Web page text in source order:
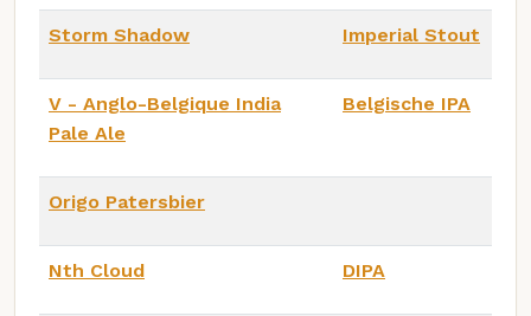
Storm Shadow Imperial Stout
V - Anglo-Belgique India
Pale Ale
Belgische IPA
Origo Patersbier
Nth Cloud DIPA